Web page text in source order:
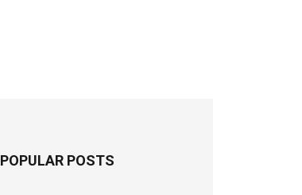
POPULAR POSTS